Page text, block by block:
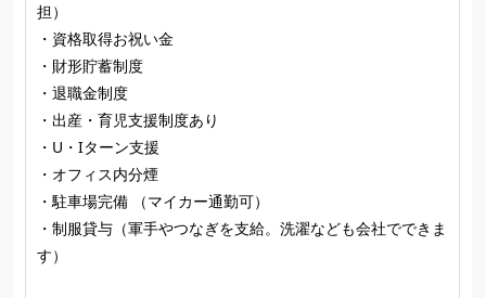
担）
・資格取得お祝い金
・財形貯蓄制度
・退職金制度
・出産・育児支援制度あり
・U・Iターン支援
・オフィス内分煙
・駐車場完備 （マイカー通勤可）
・制服貸与（軍手やつなぎを支給。洗濯なども会社でできま
す）